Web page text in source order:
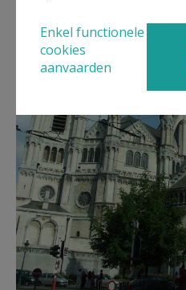
Enkel functionele
cookies
aanvaarden